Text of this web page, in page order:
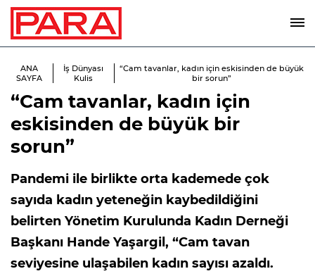
ANA
SAYFA
İş Dünyası
Kulis
“Cam tavanlar, kadın için eskisinden de büyük
bir sorun”
“Cam tavanlar, kadın için
eskisinden de büyük bir
sorun”
Pandemi ile birlikte orta kademede çok
sayıda kadın yeteneğin kaybedildiğini
belirten Yönetim Kurulunda Kadın Derneği
Başkanı Hande Yaşargil, “Cam tavan
seviyesine ulaşabilen kadın sayısı azaldı.